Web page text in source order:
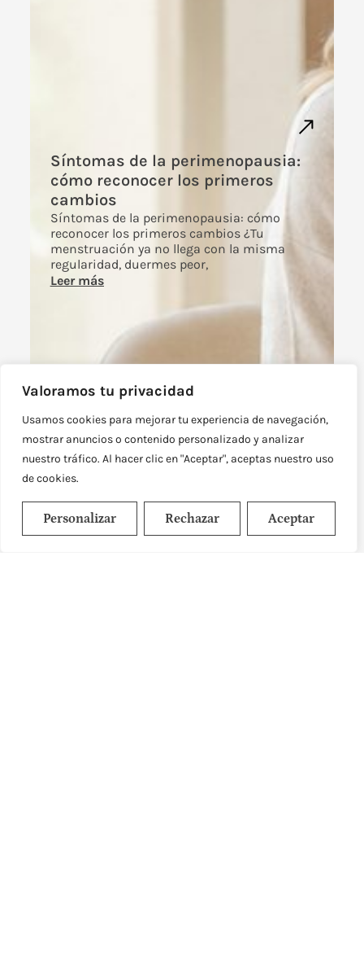
Valoramos tu privacidad
Usamos cookies para mejorar tu experiencia de navegación,
mostrar anuncios o contenido personalizado y analizar
nuestro tráfico. Al hacer clic en "Aceptar", aceptas nuestro uso
de cookies.
Personalizar Rechazar Aceptar
Síntomas de la perimenopausia:
cómo reconocer los primeros
cambios
Síntomas de la perimenopausia: cómo
reconocer los primeros cambios ¿Tu
menstruación ya no llega con la misma
regularidad, duermes peor,
Leer más